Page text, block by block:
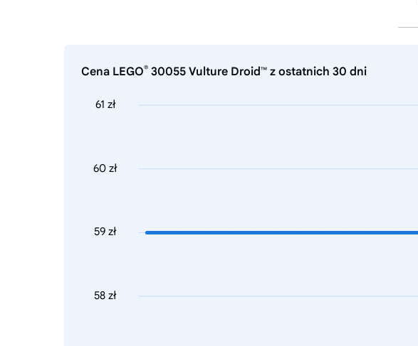
Cena LEGO® 30055 Vulture Droid™ z ostatnich 30 dni
61 zł
60 zł
59 zł
58 zł